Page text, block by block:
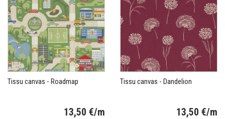
Tissu canvas - Roadmap
13,50 €/m
Tissu canvas - Dandelion
13,50 €/m